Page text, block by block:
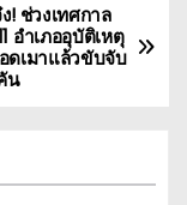
! ช่วงเทศกาล
อำเภออุบัติเหตุ
ดเมาแล้วขับจับ
น